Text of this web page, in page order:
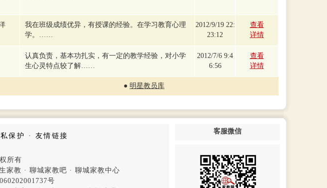
我在班级成绩优异，有授课的经验。在学习教育心理
学。……
2012/9/19 22:
23:12
查看
详情
认真负责，基本功扎实，有一定的教学经验，对小学
生心灵特点较了解……
2012/7/6 9:4
6:56
查看
详情
● 明星教员库
保护 · 友情链接
所有
家教 · 聊城家教吧 · 聊城家教中心
号
客服微信